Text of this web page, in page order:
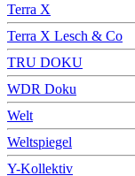
Terra X
Terra X Lesch & Co
TRU DOKU
WDR Doku
Welt
Weltspiegel
Y-Kollektiv